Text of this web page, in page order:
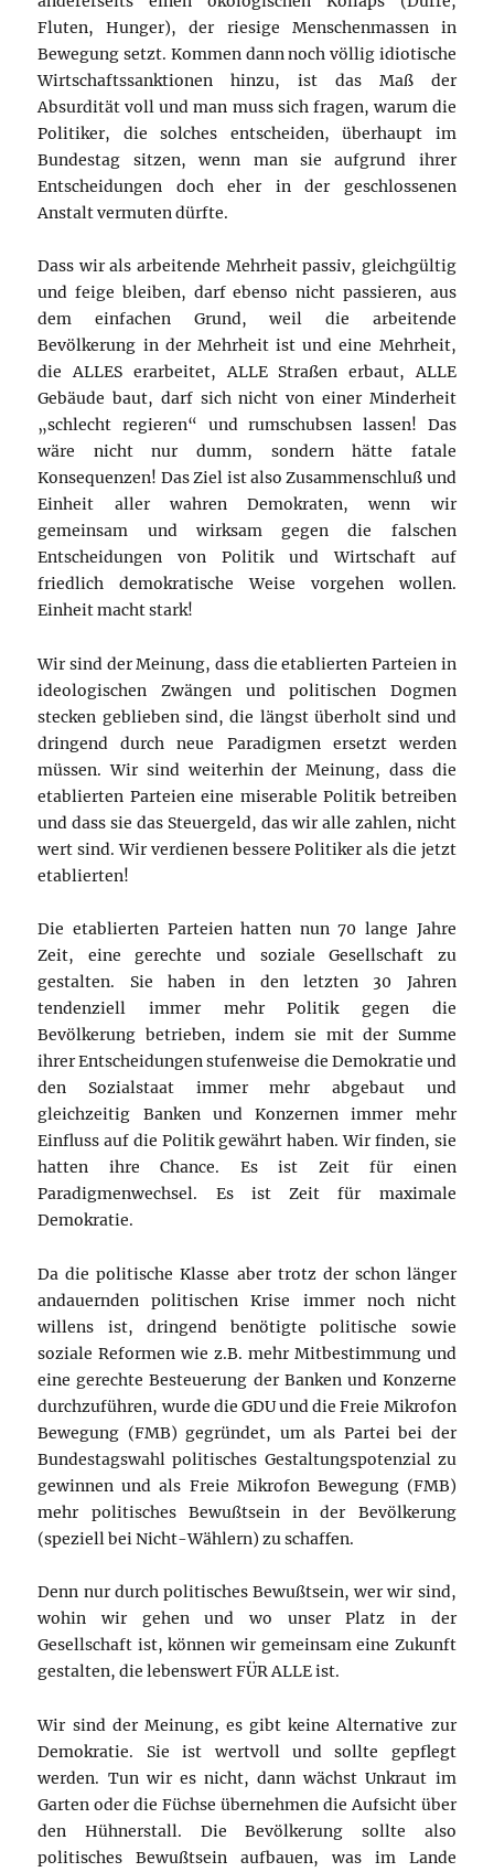
Fluten, Hunger), der riesige Menschenmassen in
Bewegung setzt. Kommen dann noch völlig idiotische
Wirtschaftssanktionen hinzu, ist das Maß der
Absurdität voll und man muss sich fragen, warum die
Politiker, die solches entscheiden, überhaupt im
Bundestag sitzen, wenn man sie aufgrund ihrer
Entscheidungen doch eher in der geschlossenen
Anstalt vermuten dürfte.
Dass wir als arbeitende Mehrheit passiv, gleichgültig
und feige bleiben, darf ebenso nicht passieren, aus
dem einfachen Grund, weil die arbeitende
Bevölkerung in der Mehrheit ist und eine Mehrheit,
die ALLES erarbeitet, ALLE Straßen erbaut, ALLE
Gebäude baut, darf sich nicht von einer Minderheit
„schlecht regieren“ und rumschubsen lassen! Das
wäre nicht nur dumm, sondern hätte fatale
Konsequenzen! Das Ziel ist also Zusammenschluß und
Einheit aller wahren Demokraten, wenn wir
gemeinsam und wirksam gegen die falschen
Entscheidungen von Politik und Wirtschaft auf
friedlich demokratische Weise vorgehen wollen.
Einheit macht stark!
Wir sind der Meinung, dass die etablierten Parteien in
ideologischen Zwängen und politischen Dogmen
stecken geblieben sind, die längst überholt sind und
dringend durch neue Paradigmen ersetzt werden
müssen. Wir sind weiterhin der Meinung, dass die
etablierten Parteien eine miserable Politik betreiben
und dass sie das Steuergeld, das wir alle zahlen, nicht
wert sind. Wir verdienen bessere Politiker als die jetzt
etablierten!
Die etablierten Parteien hatten nun 70 lange Jahre
Zeit, eine gerechte und soziale Gesellschaft zu
gestalten. Sie haben in den letzten 30 Jahren
tendenziell immer mehr Politik gegen die
Bevölkerung betrieben, indem sie mit der Summe
ihrer Entscheidungen stufenweise die Demokratie und
den Sozialstaat immer mehr abgebaut und
gleichzeitig Banken und Konzernen immer mehr
Einfluss auf die Politik gewährt haben. Wir finden, sie
hatten ihre Chance. Es ist Zeit für einen
Paradigmenwechsel. Es ist Zeit für maximale
Demokratie.
Da die politische Klasse aber trotz der schon länger
andauernden politischen Krise immer noch nicht
willens ist, dringend benötigte politische sowie
soziale Reformen wie z.B. mehr Mitbestimmung und
eine gerechte Besteuerung der Banken und Konzerne
durchzuführen, wurde die GDU und die Freie Mikrofon
Bewegung (FMB) gegründet, um als Partei bei der
Bundestagswahl politisches Gestaltungspotenzial zu
gewinnen und als Freie Mikrofon Bewegung (FMB)
mehr politisches Bewußtsein in der Bevölkerung
(speziell bei Nicht-Wählern) zu schaffen.
Denn nur durch politisches Bewußtsein, wer wir sind,
wohin wir gehen und wo unser Platz in der
Gesellschaft ist, können wir gemeinsam eine Zukunft
gestalten, die lebenswert FÜR ALLE ist.
Wir sind der Meinung, es gibt keine Alternative zur
Demokratie. Sie ist wertvoll und sollte gepflegt
werden. Tun wir es nicht, dann wächst Unkraut im
Garten oder die Füchse übernehmen die Aufsicht über
den Hühnerstall. Die Bevölkerung sollte also
politisches Bewußtsein aufbauen, was im Lande